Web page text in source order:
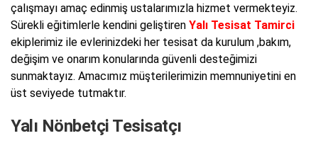
çalışmayı amaç edinmiş ustalarımızla hizmet vermekteyiz.
Sürekli eğitimlerle kendini geliştiren Yalı Tesisat Tamirci
ekiplerimiz ile evlerinizdeki her tesisat da kurulum ,bakım,
değişim ve onarım konularında güvenli desteğimizi
sunmaktayız. Amacımız müşterilerimizin memnuniyetini en
üst seviyede tutmaktır.
Yalı Nönbetçi Tesisatçı